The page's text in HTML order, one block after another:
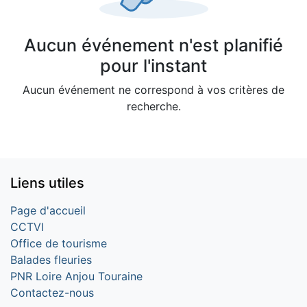
Aucun événement n'est planifié
pour l'instant
Aucun événement ne correspond à vos critères de
recherche.
Liens utiles
Page d'accueil
CCTVI
Office de tourisme
Balades fleuries
PNR Loire Anjou Touraine
Contactez-nous